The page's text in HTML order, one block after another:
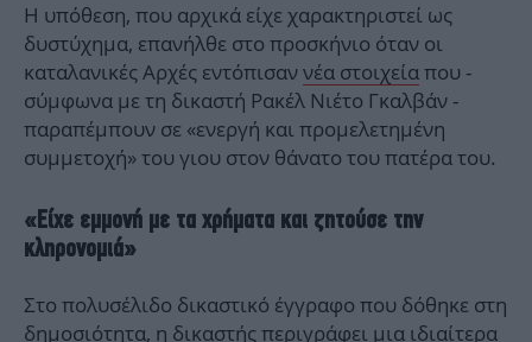
Η υπόθεση, που αρχικά είχε χαρακτηριστεί ως
δυστύχημα, επανήλθε στο προσκήνιο όταν οι
καταλανικές Αρχές εντόπισαννέα στοιχείαπου -
σύμφωνα με τη δικαστή Ρακέλ Νιέτο Γκαλβάν -
παραπέμπουν σε «ενεργή και προμελετημένη
συμμετοχή» του γιου στον θάνατο του πατέρα του.
«Είχε εμμονή με τα χρήματα και ζητούσε την
κληρονομιά»
Στο πολυσέλιδο δικαστικό έγγραφο που δόθηκε στη
δημοσιότητα, η δικαστής περιγράφει μια ιδιαίτερα